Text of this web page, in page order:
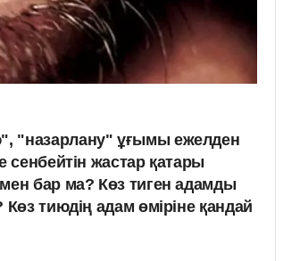
"назарлану" ұғымы ежелден
сенбейтін жастар қатары
бар ма? Көз тиген адамды
тиюдің адам өміріне қандай